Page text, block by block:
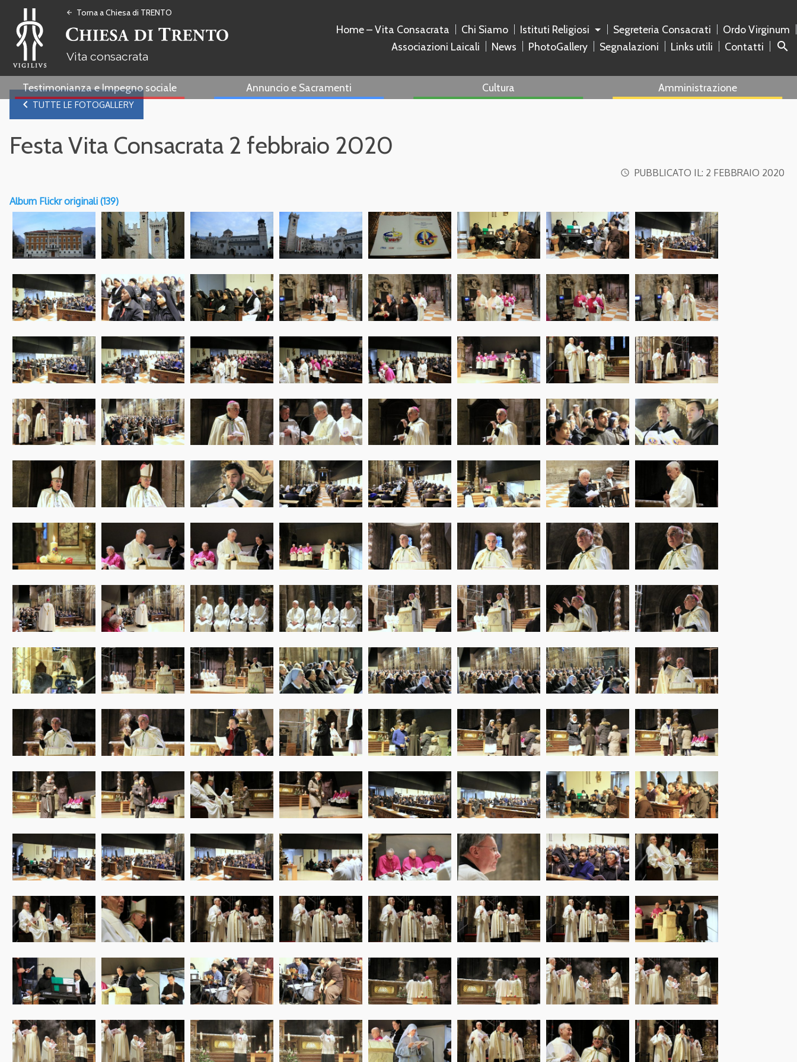
arrow_back Torna a Chiesa di TRENTO
Vita consacrata
Home – Vita Consacrata Chi Siamo Istituti Religiosi Segreteria Consacrati
Ordo Virginum
Associazioni Laicali
News PhotoGallery Segnalazioni Links utili Contatti search
Testimonianza e Impegno sociale Annuncio e Sacramenti Cultura Amministrazione
navigate_before TUTTE LE FOTOGALLERY
Festa Vita Consacrata 2 febbraio 2020
access_time PUBBLICATO IL: 2 FEBBRAIO 2020
Album Flickr originali (139)